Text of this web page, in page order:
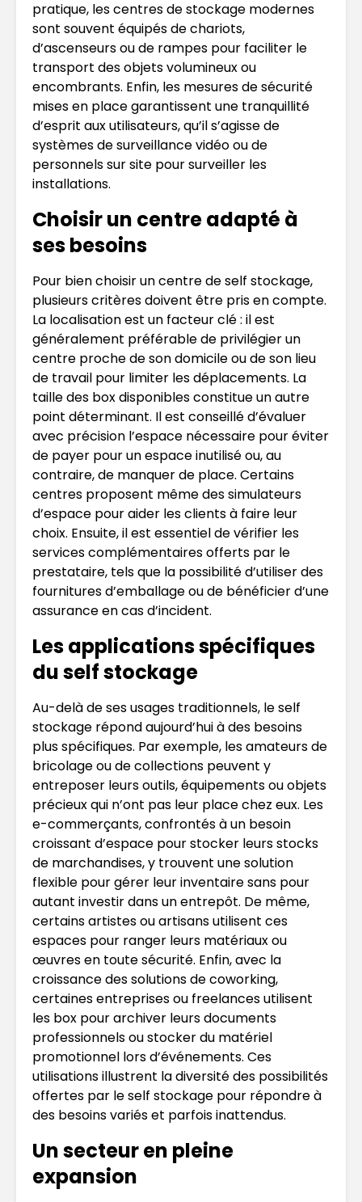
pratique, les centres de stockage modernes
sont souvent équipés de chariots,
d’ascenseurs ou de rampes pour faciliter le
transport des objets volumineux ou
encombrants. Enfin, les mesures de sécurité
mises en place garantissent une tranquillité
d’esprit aux utilisateurs, qu’il s’agisse de
systèmes de surveillance vidéo ou de
personnels sur site pour surveiller les
installations.
Choisir un centre adapté à
ses besoins
Pour bien choisir un centre de self stockage,
plusieurs critères doivent être pris en compte.
La localisation est un facteur clé : il est
généralement préférable de privilégier un
centre proche de son domicile ou de son lieu
de travail pour limiter les déplacements. La
taille des box disponibles constitue un autre
point déterminant. Il est conseillé d’évaluer
avec précision l’espace nécessaire pour éviter
de payer pour un espace inutilisé ou, au
contraire, de manquer de place. Certains
centres proposent même des simulateurs
d’espace pour aider les clients à faire leur
choix. Ensuite, il est essentiel de vérifier les
services complémentaires offerts par le
prestataire, tels que la possibilité d’utiliser des
fournitures d’emballage ou de bénéficier d’une
assurance en cas d’incident.
Les applications spécifiques
du self stockage
Au-delà de ses usages traditionnels, le self
stockage répond aujourd’hui à des besoins
plus spécifiques. Par exemple, les amateurs de
bricolage ou de collections peuvent y
entreposer leurs outils, équipements ou objets
précieux qui n’ont pas leur place chez eux. Les
e-commerçants, confrontés à un besoin
croissant d’espace pour stocker leurs stocks
de marchandises, y trouvent une solution
flexible pour gérer leur inventaire sans pour
autant investir dans un entrepôt. De même,
certains artistes ou artisans utilisent ces
espaces pour ranger leurs matériaux ou
œuvres en toute sécurité. Enfin, avec la
croissance des solutions de coworking,
certaines entreprises ou freelances utilisent
les box pour archiver leurs documents
professionnels ou stocker du matériel
promotionnel lors d’événements. Ces
utilisations illustrent la diversité des possibilités
offertes par le self stockage pour répondre à
des besoins variés et parfois inattendus.
Un secteur en pleine
expansion